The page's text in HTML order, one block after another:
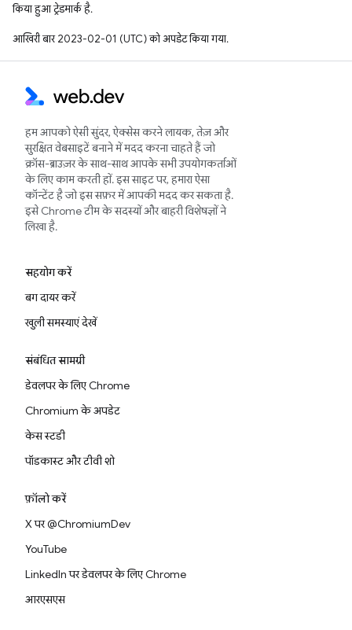
किया हुआ ट्रेडमार्क है.
आखिरी बार 2023-02-01 (UTC) को अपडेट किया गया.
हम आपको ऐसी सुंदर, ऐक्सेस करने लायक, तेज़ और
सुरक्षित वेबसाइटें बनाने में मदद करना चाहते हैं जो
क्रॉस-ब्राउज़र के साथ-साथ आपके सभी उपयोगकर्ताओं
के लिए काम करती हों. इस साइट पर, हमारा ऐसा
कॉन्टेंट है जो इस सफ़र में आपकी मदद कर सकता है.
इसे Chrome टीम के सदस्यों और बाहरी विशेषज्ञों ने
लिखा है.
सहयोग करें
बग दायर करें
खुली समस्याएं देखें
संबंधित सामग्री
डेवलपर के लिए Chrome
Chromium के अपडेट
केस स्टडी
पॉडकास्ट और टीवी शो
फ़ॉलो करें
X पर @ChromiumDev
YouTube
LinkedIn पर डेवलपर के लिए Chrome
आरएसएस